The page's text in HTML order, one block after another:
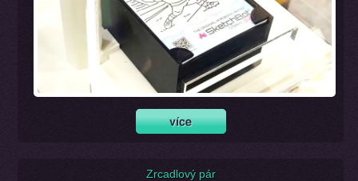
Zrcadlový pár